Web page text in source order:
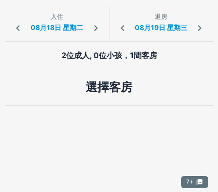
入住 退房
2位成人, 0位小孩，1間客房
選擇客房
7+